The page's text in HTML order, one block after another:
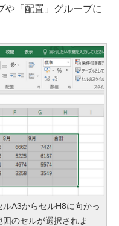
や「配置」グループに
A3からセルH8に向かっ
のセルが選択されま